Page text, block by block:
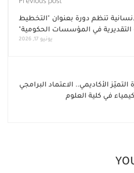
Previous post
تنظم دورة بعنوان "التخطيط
التقديرية في المؤسسات الحكومية"
يونيو 17, 2026
الأكاديمي.. الاعتماد البرامجي
في كلية العلوم